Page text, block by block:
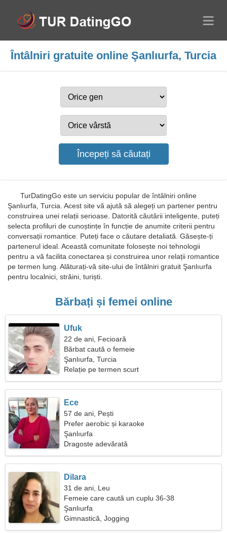
Întâlniri gratuite online Şanlıurfa, Turcia
TurDatingGo este un serviciu popular de întâlniri online
Şanlıurfa, Turcia. Acest site vă ajută să alegeți un partener pentru
construirea unei relații serioase. Datorită căutării inteligente, puteți
selecta profiluri de cunoștințe în funcție de anumite criterii pentru
conversații romantice. Puteți face o căutare detaliată. Găsește-ți
partenerul ideal. Această comunitate folosește noi tehnologii
pentru a vă facilita conectarea și construirea unor relații romantice
pe termen lung. Alăturați-vă site-ului de întâlniri gratuit Şanlıurfa
pentru localnici, străini, turiști.
Bărbați și femei online
Ufuk
22 de ani, Fecioară
Bărbat caută o femeie
Şanlıurfa, Turcia
Relație pe termen scurt
Ece
57 de ani, Pești
Prefer aerobic și karaoke
Şanlıurfa
Dragoste adevărată
Dilara
31 de ani, Leu
Femeie care caută un cuplu 36-38
Şanlıurfa
Gimnastică, Jogging